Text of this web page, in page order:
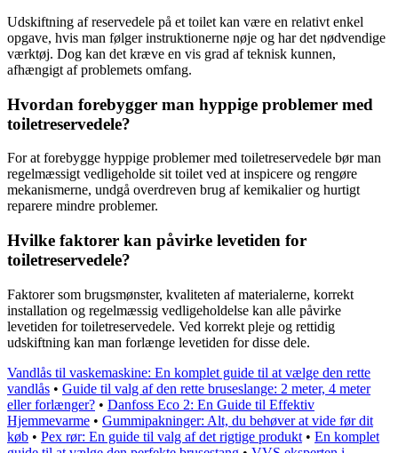
Udskiftning af reservedele på et toilet kan være en relativt enkel
opgave, hvis man følger instruktionerne nøje og har det nødvendige
værktøj. Dog kan det kræve en vis grad af teknisk kunnen,
afhængigt af problemets omfang.
Hvordan forebygger man hyppige problemer med
toiletreservedele?
For at forebygge hyppige problemer med toiletreservedele bør man
regelmæssigt vedligeholde sit toilet ved at inspicere og rengøre
mekanismerne, undgå overdreven brug af kemikalier og hurtigt
reparere mindre problemer.
Hvilke faktorer kan påvirke levetiden for
toiletreservedele?
Faktorer som brugsmønster, kvaliteten af materialerne, korrekt
installation og regelmæssig vedligeholdelse kan alle påvirke
levetiden for toiletreservedele. Ved korrekt pleje og rettidig
udskiftning kan man forlænge levetiden for disse dele.
Vandlås til vaskemaskine: En komplet guide til at vælge den rette
vandlås • Guide til valg af den rette bruseslange: 2 meter, 4 meter
eller forlænger? • Danfoss Eco 2: En Guide til Effektiv
Hjemmevarme • Gummipakninger: Alt, du behøver at vide før dit
køb • Pex rør: En guide til valg af det rigtige produkt • En komplet